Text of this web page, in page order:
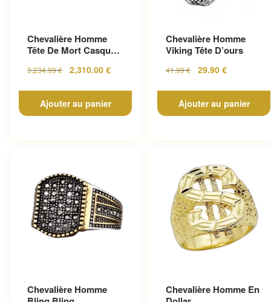
Chevalière Homme
Tête De Mort Casque
3,234.99€ 2,310.00 €
Ajouter au panier
Chevalière Homme
Viking Tête D’ours
41.99€ 29.90 €
Ajouter au panier
Chevalière Homme
Chevalière Homme En